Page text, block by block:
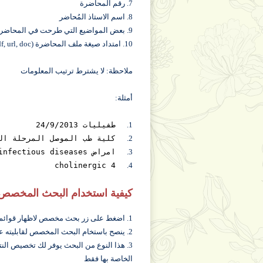
7. رقم المحاضرة
8. اسم الاستاذ المُحاضر
9. بعض المواضيع التي طرحت في المحاضرة
10. امتداد صيغة ملف المحاضرة (ppt, pdf, url, doc,....) الخ
ملاحظة: لا يشترط ترتيب المعلومات
أمثلة:
1.
طفيليات 24/9/2013
2.
كلية طب الموصل المرحلة
3.
امراض infectious diseases
4.
كيفية استخدام البحث
1. اضغط على زر بحث مخصص لاظهار قوائم البحث المخصص
2. ينصح باستخام البحث المخصص لقابليته على ايجاد نتائج دقيقية للبحث عن محاضراتك
3. هذا النوع من البحث يوفر لك تخصيص
الخاصة بها فقط